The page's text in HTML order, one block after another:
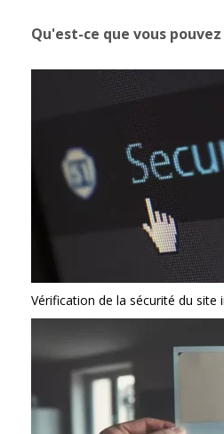
Qu'est-ce que vous
Vérification de la sécurité du site